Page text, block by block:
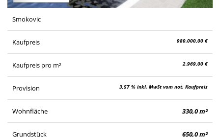
Smokovic
Kaufpreis 980.000,00 €
Kaufpreis pro m² 2.969,00 €
Provision 3,57 % inkl. MwSt vom not. Kaufpreis
Wohnfläche 330,0 m²
Grundstück 650,0 m²